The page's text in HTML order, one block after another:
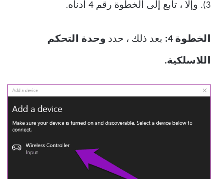
3). وإلا ، تابع إلى الخطوة رقم 4 أدناه.
الخطوة 4: بعد ذلك ، حدد وحدة التحكم
اللاسلكية.